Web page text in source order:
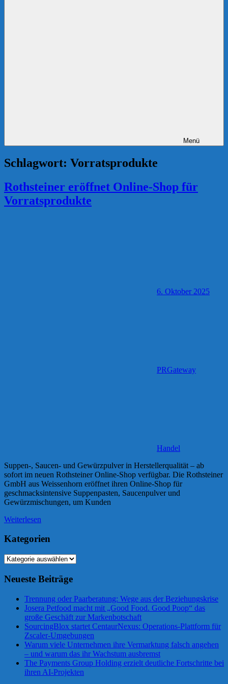
Menü
Schlagwort: Vorratsprodukte
Rothsteiner eröffnet Online-Shop für
Vorratsprodukte
6. Oktober 2025
PRGateway
Handel
Suppen-, Saucen- und Gewürzpulver in Herstellerqualität – ab
sofort im neuen Rothsteiner Online-Shop verfügbar. Die Rothsteiner
GmbH aus Weissenhorn eröffnet ihren Online-Shop für
geschmacksintensive Suppenpasten, Saucenpulver und
Gewürzmischungen, um Kunden
Weiterlesen
Kategorien
Kategorien
Neueste Beiträge
Trennung oder Paarberatung: Wege aus der Beziehungskrise
Josera Petfood macht mit „Good Food. Good Poop“ das
große Geschäft zur Markenbotschaft
SourcingBlox startet CentaurNexus: Operations-Plattform für
Zscaler-Umgebungen
Warum viele Unternehmen ihre Vermarktung falsch angehen
– und warum das ihr Wachstum ausbremst
The Payments Group Holding erzielt deutliche Fortschritte bei
ihren AI-Projekten